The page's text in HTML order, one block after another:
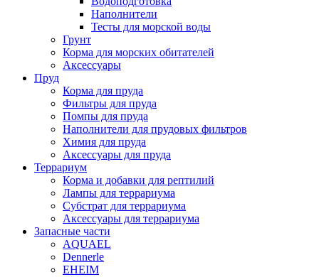
Наполнители
Тесты для морской воды
Грунт
Корма для морских обитателей
Аксессуары
Пруд
Корма для пруда
Фильтры для пруда
Помпы для пруда
Наполнители для прудовых фильтров
Химия для пруда
Аксессуары для пруда
Террариум
Корма и добавки для рептилий
Лампы для террариума
Субстрат для террариума
Аксессуары для террариума
Запасные части
AQUAEL
Dennerle
EHEIM